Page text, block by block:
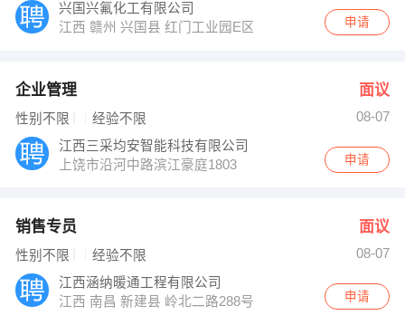
兴国兴氟化工有限公司
江西 赣州 兴国县 红门工业园E区
申请
企业管理 面议
性别不限 经验不限
08-07
江西三采均安智能科技有限公司
上饶市沿河中路滨江豪庭1803
申请
销售专员 面议
性别不限 经验不限
08-07
江西涵纳暖通工程有限公司
江西 南昌 新建县 岭北二路288号联泰棕榈庄园＃16-105
申请